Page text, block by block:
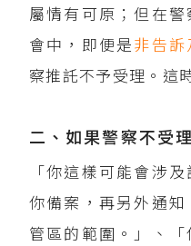
屬情有可原；但在
會中，即便是非告訴
察推託不予受理。這
二、如果警察不受
「你這樣可能會涉
你備案，再另外通
管區的範圍。」、